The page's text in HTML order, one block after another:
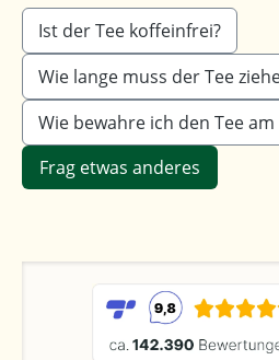
Ist der Tee koffeinfrei?
Wie lange muss der Tee
Wie bewahre ich den Tee
Frag etwas anderes